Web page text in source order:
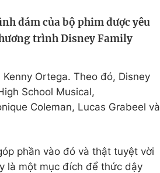
Sản phẩm
Tư vấn
đám của bộ phim được yêu
trình Disney Family
Ortega. Theo đó, Disney
School Musical,
Coleman, Lucas Grabeel và
phần vào đó và thật tuyệt vời
là một mục đích để thức dậy